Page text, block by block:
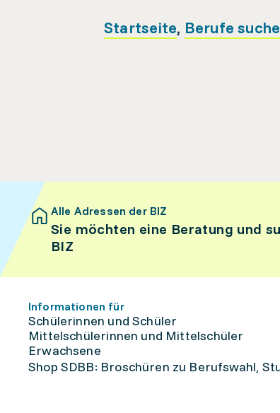
Startseite, Berufe
Alle Adressen der BIZ
Sie möchten eine Beratung und
BIZ
Informationen für
Schülerinnen und Schüler
Mittelschülerinnen und Mittelschüler
Erwachsene
Shop SDBB: Broschüren zu Berufswahl,